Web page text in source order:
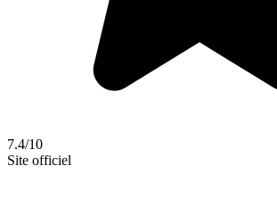
7.4/10
Site officiel